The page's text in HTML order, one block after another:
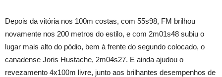
Depois da vitória nos 100m costas, com 55s98, FM brilhou
novamente nos 200 metros do estilo, e com 2m01s48 subiu o
lugar mais alto do pódio, bem à frente do segundo colocado, o
canadense Joris Hustache, 2m04s27. E ainda ajudou o
revezamento 4x100m livre, junto aos brilhantes desempenhos de